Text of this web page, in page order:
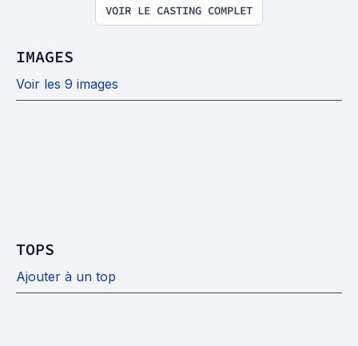
VOIR LE CASTING COMPLET
IMAGES
Voir les 9 images
TOPS
Ajouter à un top